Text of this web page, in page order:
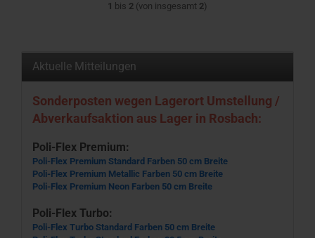
1 bis 2 (von insgesamt 2)
Aktuelle Mitteilungen
Sonderposten wegen Lagerort Umstellung /
Abverkaufsaktion aus Lager in Rosbach:
Poli-Flex Premium:
Poli-Flex Premium Standard Farben 50 cm Breite
Poli-Flex Premium Metallic Farben 50 cm Breite
Poli-Flex Premium Neon Farben 50 cm Breite
Poli-Flex Turbo:
Poli-Flex Turbo Standard Farben 50 cm Breite